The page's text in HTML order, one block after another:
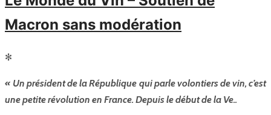
Macron sans modération
✻
« Un président de la République qui parle volontiers de vin, c’est
une petite révolution en France. Depuis le début de la Ve..